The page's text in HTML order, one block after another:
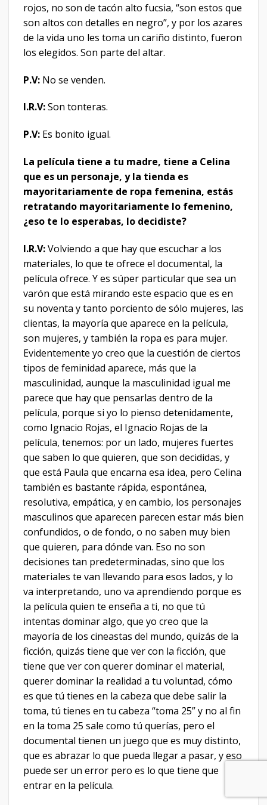
rojos, no son de tacón alto fucsia, “son estos que
son altos con detalles en negro”, y por los azares
de la vida uno les toma un cariño distinto, fueron
los elegidos. Son parte del altar.
P.V: No se venden.
I.R.V:Son tonteras.
P.V: Es bonito igual.
La película tiene a tu madre, tiene a Celina
que es un personaje, y la tienda es
mayoritariamente de ropa femenina, estás
retratando mayoritariamente lo femenino,
¿eso te lo esperabas, lo decidiste?
I.R.V:Volviendo a que hay que escuchar a los
materiales, lo que te ofrece el documental, la
película ofrece. Y es súper particular que sea un
varón que está mirando este espacio que es en
su noventa y tanto porciento de sólo mujeres, las
clientas, la mayoría que aparece en la película,
son mujeres, y también la ropa es para mujer.
Evidentemente yo creo que la cuestión de ciertos
tipos de feminidad aparece, más que la
masculinidad, aunque la masculinidad igual me
parece que hay que pensarlas dentro de la
película, porque si yo lo pienso detenidamente,
como Ignacio Rojas, el Ignacio Rojas de la
película, tenemos: por un lado, mujeres fuertes
que saben lo que quieren, que son decididas, y
que está Paula que encarna esa idea, pero Celina
también es bastante rápida, espontánea,
resolutiva, empática, y en cambio, los personajes
masculinos que aparecen parecen estar más bien
confundidos, o de fondo, o no saben muy bien
que quieren, para dónde van. Eso no son
decisiones tan predeterminadas, sino que los
materiales te van llevando para esos lados, y lo
va interpretando, uno va aprendiendo porque es
la película quien te enseña a ti, no que tú
intentas dominar algo, que yo creo que la
mayoría de los cineastas del mundo, quizás de la
ficción, quizás tiene que ver con la ficción, que
tiene que ver con querer dominar el material,
querer dominar la realidad a tu voluntad, cómo
es que tú tienes en la cabeza que debe salir la
toma, tú tienes en tu cabeza “toma 25” y no al fin
en la toma 25 sale como tú querías, pero el
documental tienen un juego que es muy distinto,
que es abrazar lo que pueda llegar a pasar, y eso
puede ser un error pero es lo que tiene que
entrar en la película.